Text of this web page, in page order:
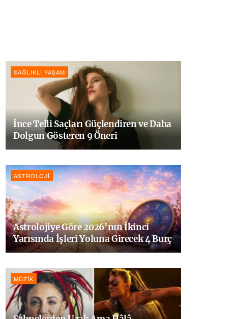
SAĞLIKLI YAŞAM
İnce Telli Saçları Güçlendiren ve Daha
Dolgun Gösteren 9 Öneri
ASTROLOJI
Astrolojiye Göre 2026’nın İkinci
Yarısında İşleri Yoluna Girecek 4 Burç
MÜZIK